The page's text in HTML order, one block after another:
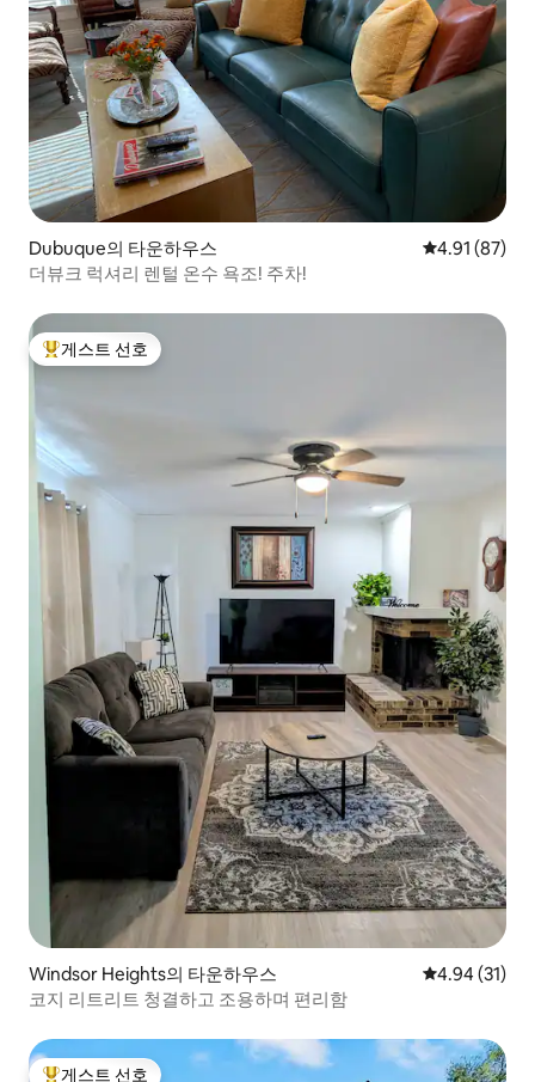
Dubuque의 타운하우스 평점 4.91점
4.91 (87)
더뷰크 럭셔리 렌털 온수 욕조! 주차!
상위 게스트 선호
게스트 선호
Windsor Heights의 타운하우스 평점 4.94점
4.94 (31)
코지 리트리트 청결하고 조용하며 편리함
게스트 선호